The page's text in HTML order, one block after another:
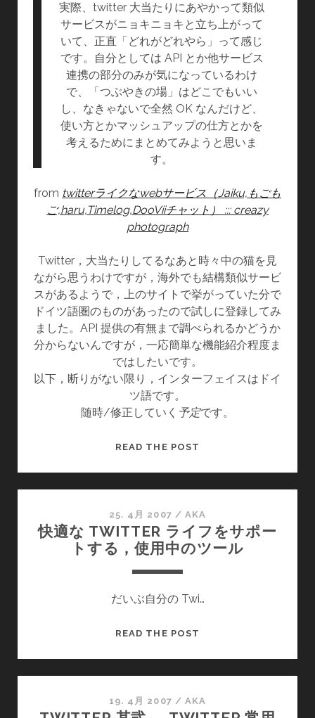
実際、twitter 大当たりにあやかって類似
サービスがニョキニョキと立ち上がって
いて、正直「どれがどれやら」って感じ
です。自分としては API とか他サービス
連携の部分のみが気になっているわけ
で、「つぶやきの場」はどこでもいい
し、なきゃないで全然 OK なんだけど、
使い方とかマッシュアップの仕方とかを
考えるためにまとめてみようと思いま
す。
from twitterライクなwebサービス（Jaiku,もごも
ご,haru,Timelog,DooViiチャット） ::: creazy
photograph
Twitter，大当たりしてるなあと時々中の猫を見
ながら思うわけですが，海外でも結構類似サービ
スがあるようで，上のサイトで挙がっていた分で
ドイツ語圏のものがあったので試しに登録してみ
ました。API 提供の有無まで調べられるかどうか
分からないんですが，一応簡単な機能紹介程度ま
ではしたいです。
以下，断りがない限り，インターフェイスはドイ
ツ語です。
随時/修正していく 予定です。
READ THE POST
周
辺
25. 4月 2007 / AKA
快適な TWITTER ライフをサポー
トする，使用中のツール
だいぶ自分の Twi…
READ THE POST
ラ
19. 4月 2007 / AKA